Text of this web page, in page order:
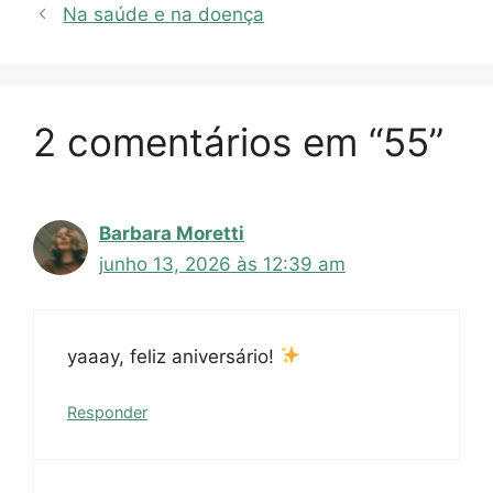
Na saúde e na doença
2 comentários em “55”
Barbara Moretti
junho 13, 2026 às 12:39 am
yaaay, feliz aniversário!
Responder